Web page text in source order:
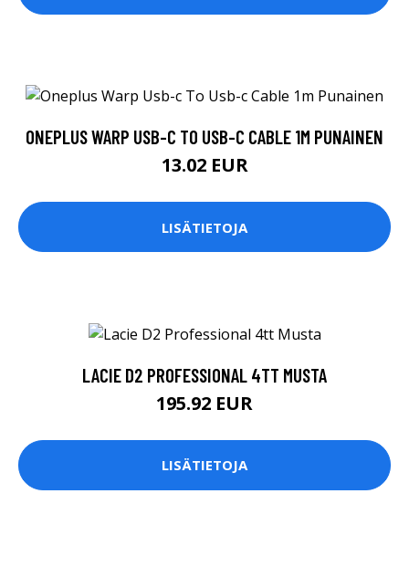
ONEPLUS WARP USB-C TO USB-C CABLE 1M PUNAINEN
13.02 EUR
LISÄTIETOJA
LACIE D2 PROFESSIONAL 4TT MUSTA
195.92 EUR
LISÄTIETOJA